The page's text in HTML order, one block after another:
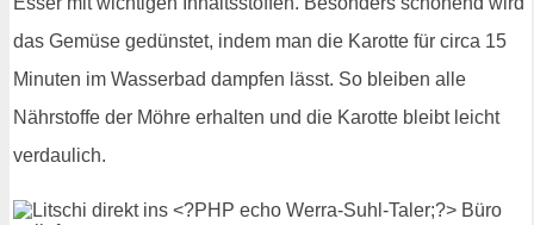
das Gemüse gedünstet, indem man die Karotte für circa 15
Minuten im Wasserbad dampfen lässt. So bleiben alle
Nährstoffe der Möhre erhalten und die Karotte bleibt leicht
verdaulich.